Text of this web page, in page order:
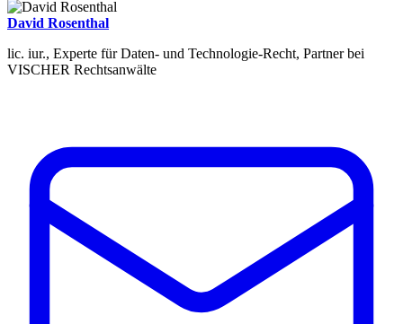
David Rosenthal
lic. iur., Experte für Daten- und Technologie-Recht, Partner bei
VISCHER Rechtsanwälte